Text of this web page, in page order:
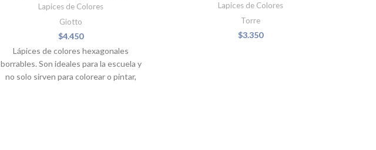
Lapices de Colores
Giotto
$4.450
Lápices de colores hexagonales
borrables. Son ideales para la escuela y
no solo sirven para colorear o pintar,
Lapices de Colores
Torre
$3.350